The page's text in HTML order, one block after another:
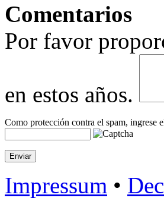
−
Comentarios
Por favor
en estos años.
Como protección contra el spam, ingrese
Impressum •